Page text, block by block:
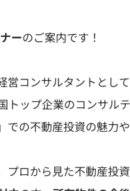
ーのご案内です！
コンサルタントとして
トップ企業のコンサル
の不動産投資の魅力
プロから見た不動産投